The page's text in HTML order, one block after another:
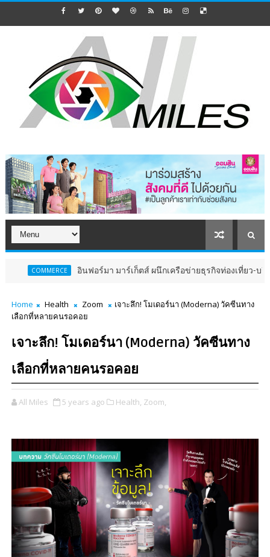
อินฟอร์มา มาร์เก็ตส์ ผนึกเครือข่ายธุรกิจท่องเที่ยว-บริการ จัด
Home Health Zoom
เจาะลึก! โมเดอร์นา (Moderna) วัคซีนทาง
เลือกที่หลายคนรอคอย
เจาะลึก! โมเดอร์นา (Moderna) วัคซีนทาง
เลือกที่หลายคนรอคอย
All Miles 5 years ago Health, Zoom,